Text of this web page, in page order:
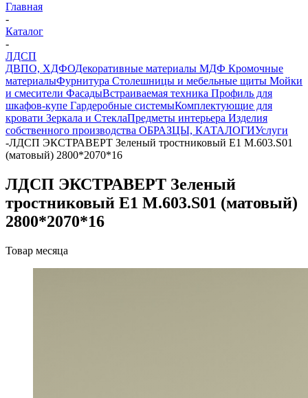
Главная
-
Каталог
-
ЛДСП
ДВПО, ХДФОДекоративные материалы МДФ Кромочные
материалыФурнитура Столешницы и мебельные щиты Мойки
и смесители ФасадыВстраиваемая техника Профиль для
шкафов-купе Гардеробные системыКомплектующие для
кровати Зеркала и СтеклаПредметы интерьера Изделия
собственного производства ОБРАЗЦЫ, КАТАЛОГИУслуги
-ЛДСП ЭКСТРАВЕРТ Зеленый тростниковый Е1 М.603.S01
(матовый) 2800*2070*16
ЛДСП ЭКСТРАВЕРТ Зеленый
тростниковый Е1 М.603.S01 (матовый)
2800*2070*16
Товар месяца